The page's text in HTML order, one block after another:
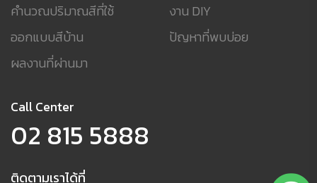
คำนวณปริมาณสีที่ใช้
ออกแบบสีบ้าน
ผลงานที่ผ่านมา
งาน DIY
ปัญหาที่พบบ่อย
Call Center
02 815 5888
ติดตามเราได้ที่